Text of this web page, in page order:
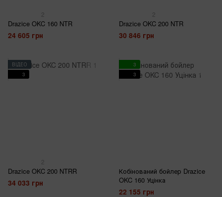
2
Drazice OKC 160 NTR
24 605 грн
2
Drazice OKC 200 NTR
30 846 грн
ВІДЕО
3
2
Drazice OKC 200 NTRR
34 033 грн
3
3
Кобінований бойлер Drazice
OKC 160 Уцінка
22 155 грн